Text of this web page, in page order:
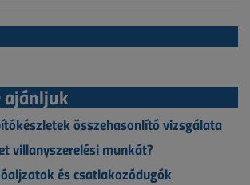
ajánljuk
összehasonlító vizsgálata
villanyszerelési munkát?
és csatlakozódugók